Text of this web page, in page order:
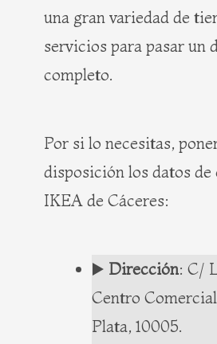
una gran variedad de
servicios para pasar un
completo.
Por si lo necesitas,
disposición los datos de
IKEA de Cáceres:
▶️ Dirección: C/
Centro
Plata, 10005.